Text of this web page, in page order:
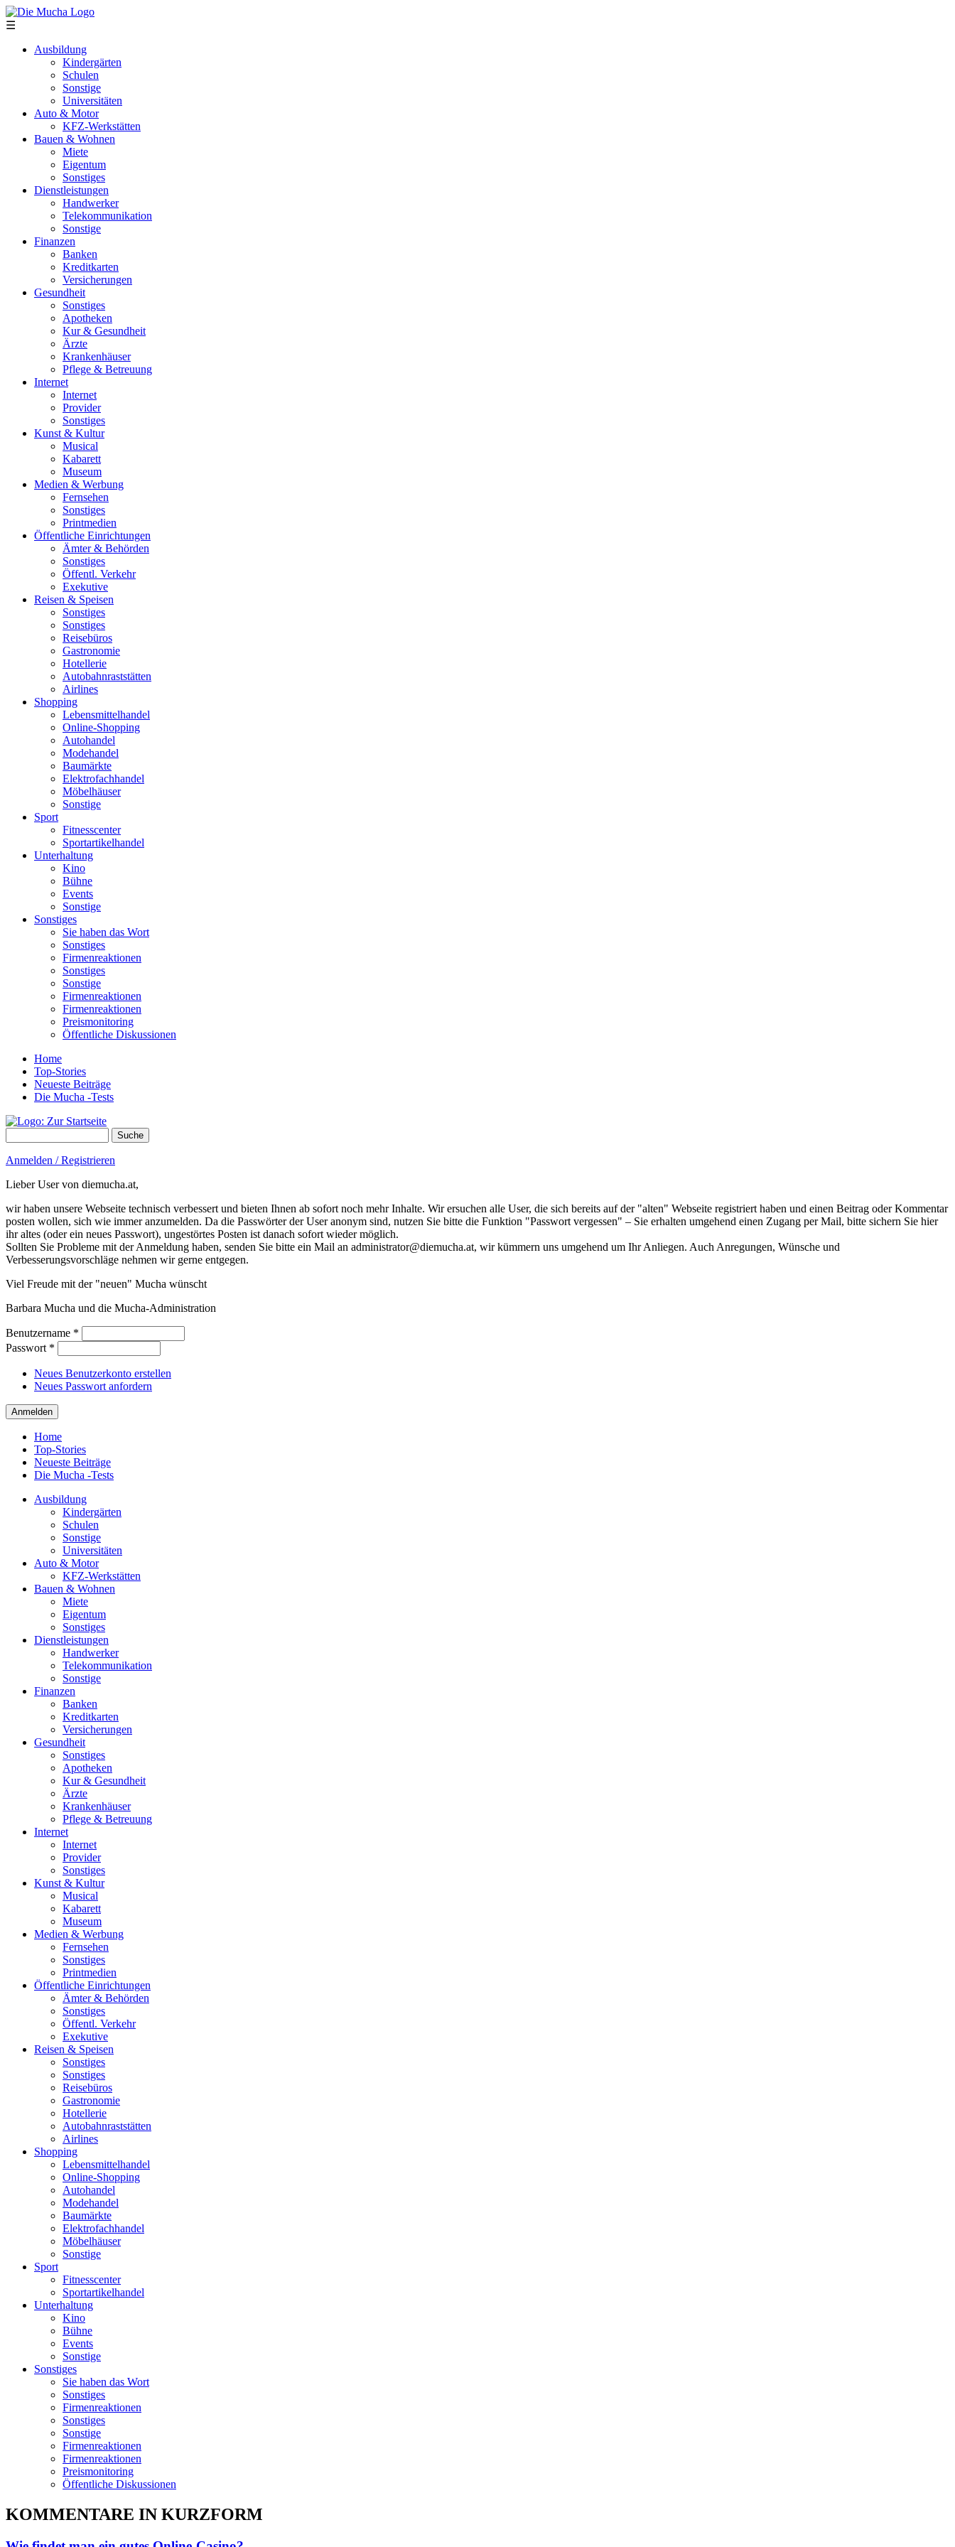
Direkt zum Inhalt
☰
Ausbildung
Kindergärten
Schulen
Sonstige
Universitäten
Auto & Motor
KFZ-Werkstätten
Bauen & Wohnen
Miete
Eigentum
Sonstiges
Dienstleistungen
Handwerker
Telekommunikation
Sonstige
Finanzen
Banken
Kreditkarten
Versicherungen
Gesundheit
Sonstiges
Apotheken
Kur & Gesundheit
Ärzte
Krankenhäuser
Pflege & Betreuung
Internet
Internet
Provider
Sonstiges
Kunst & Kultur
Musical
Kabarett
Museum
Medien & Werbung
Fernsehen
Sonstiges
Printmedien
Öffentliche Einrichtungen
Ämter & Behörden
Sonstiges
Öffentl. Verkehr
Exekutive
Reisen & Speisen
Sonstiges
Sonstiges
Reisebüros
Gastronomie
Hotellerie
Autobahnraststätten
Airlines
Shopping
Lebensmittelhandel
Online-Shopping
Autohandel
Modehandel
Baumärkte
Elektrofachhandel
Möbelhäuser
Sonstige
Sport
Fitnesscenter
Sportartikelhandel
Unterhaltung
Kino
Bühne
Events
Sonstige
Sonstiges
Sie haben das Wort
Sonstiges
Firmenreaktionen
Sonstiges
Sonstige
Firmenreaktionen
Firmenreaktionen
Preismonitoring
Öffentliche Diskussionen
Home
Top-Stories
Neueste Beiträge
Die Mucha -Tests
Anmelden / Registrieren
Lieber User von diemucha.at,
wir haben unsere Webseite technisch verbessert und bieten Ihnen ab sofort noch mehr Inhalte. Wir ersuchen alle User, die sich bereits auf der "alten" Webseite registriert haben und einen Beitrag oder Kommentar
posten wollen, sich wie immer anzumelden. Da die Passwörter der User anonym sind, nutzen Sie bitte die Funktion "Passwort vergessen" – Sie erhalten umgehend einen Zugang per Mail, bitte sichern Sie hier
ihr altes (oder ein neues Passwort), ungestörtes Posten ist danach sofort wieder möglich.
Sollten Sie Probleme mit der Anmeldung haben, senden Sie bitte ein Mail an administrator@diemucha.at, wir kümmern uns umgehend um Ihr Anliegen. Auch Anregungen, Wünsche und
Verbesserungsvorschläge nehmen wir gerne entgegen.
Viel Freude mit der "neuen" Mucha wünscht
Barbara Mucha und die Mucha-Administration
Benutzername *
Passwort *
Neues Benutzerkonto erstellen
Neues Passwort anfordern
Home
Top-Stories
Neueste Beiträge
Die Mucha -Tests
Ausbildung
Kindergärten
Schulen
Sonstige
Universitäten
Auto & Motor
KFZ-Werkstätten
Bauen & Wohnen
Miete
Eigentum
Sonstiges
Dienstleistungen
Handwerker
Telekommunikation
Sonstige
Finanzen
Banken
Kreditkarten
Versicherungen
Gesundheit
Sonstiges
Apotheken
Kur & Gesundheit
Ärzte
Krankenhäuser
Pflege & Betreuung
Internet
Internet
Provider
Sonstiges
Kunst & Kultur
Musical
Kabarett
Museum
Medien & Werbung
Fernsehen
Sonstiges
Printmedien
Öffentliche Einrichtungen
Ämter & Behörden
Sonstiges
Öffentl. Verkehr
Exekutive
Reisen & Speisen
Sonstiges
Sonstiges
Reisebüros
Gastronomie
Hotellerie
Autobahnraststätten
Airlines
Shopping
Lebensmittelhandel
Online-Shopping
Autohandel
Modehandel
Baumärkte
Elektrofachhandel
Möbelhäuser
Sonstige
Sport
Fitnesscenter
Sportartikelhandel
Unterhaltung
Kino
Bühne
Events
Sonstige
Sonstiges
Sie haben das Wort
Sonstiges
Firmenreaktionen
Sonstiges
Sonstige
Firmenreaktionen
Firmenreaktionen
Preismonitoring
Öffentliche Diskussionen
KOMMENTARE IN KURZFORM